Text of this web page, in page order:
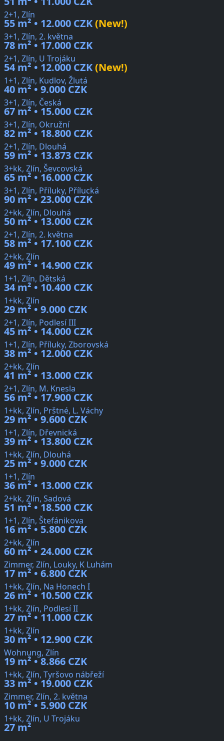
2+1, Zlín
55 m² • 12.000 CZK(New!)
3+1, Zlín, 2. května
78 m² • 17.000 CZK
2+1, Zlín, U Trojáku
54 m² • 12.000 CZK(New!)
1+1, Zlín, Kudlov, Žlutá
40 m² • 9.000 CZK
3+1, Zlín, Česká
67 m² • 15.000 CZK
3+1, Zlín, Okružní
82 m² • 18.800 CZK
2+1, Zlín, Dlouhá
59 m² • 13.873 CZK
3+kk, Zlín, Ševcovská
65 m² • 16.000 CZK
3+1, Zlín, Příluky, Přílucká
90 m² • 23.000 CZK
2+kk, Zlín, Dlouhá
50 m² • 13.000 CZK
2+1, Zlín, 2. května
58 m² • 17.100 CZK
2+kk, Zlín
49 m² • 14.900 CZK
1+1, Zlín, Dětská
34 m² • 10.400 CZK
1+kk, Zlín
29 m² • 9.000 CZK
2+1, Zlín, Podlesí III
45 m² • 14.000 CZK
1+1, Zlín, Příluky, Zborovská
38 m² • 12.000 CZK
2+kk, Zlín
41 m² • 13.000 CZK
2+1, Zlín, M. Knesla
56 m² • 17.900 CZK
1+kk, Zlín, Prštné, L. Váchy
29 m² • 9.600 CZK
1+1, Zlín, Dřevnická
39 m² • 13.800 CZK
1+kk, Zlín, Dlouhá
25 m² • 9.000 CZK
1+1, Zlín
36 m² • 13.000 CZK
2+kk, Zlín, Sadová
51 m² • 18.500 CZK
1+1, Zlín, Štefánikova
16 m² • 5.800 CZK
2+kk, Zlín
60 m² • 24.000 CZK
Zimmer, Zlín, Louky, K Luhám
17 m² • 6.800 CZK
1+kk, Zlín, Na Honech I
26 m² • 10.500 CZK
1+kk, Zlín, Podlesí II
27 m² • 11.000 CZK
1+kk, Zlín
30 m² • 12.900 CZK
Wohnung, Zlín
19 m² • 8.866 CZK
1+kk, Zlín, Tyršovo nábřeží
33 m² • 19.000 CZK
Zimmer, Zlín, 2. května
10 m² • 5.900 CZK
1+kk, Zlín, U Trojáku
27 m²